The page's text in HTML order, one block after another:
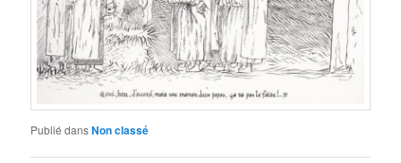
Publié dansNon classé